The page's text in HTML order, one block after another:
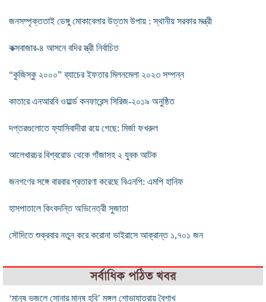
জনসম্পৃক্ততাই ডেঙ্গু মোকাবেলার উত্তম উপায় : স্থানীয় সরকার মন্ত্রী
কক্সবাজার-৪ আসনে বদির স্ত্রী নির্বাচিত
“কুজিস্কু ২০০০” ব্যাচের ইফতার মিলনমেলা ২০২৩ সম্পন্ন
কাতারে এনআরবি ওয়ার্ল্ড কনফারেন্স সিরিজ-২০১৯ অনুষ্ঠিত
দপ্তরগুলোতে ফ্যাসিবাদীরা রয়ে গেছে: মির্জা ফখরুল
আলেখারচর বিশ্বরোড থেকে গাঁজাসহ ২ যুবক আটক
জনগণের সঙ্গে বারবার প্রতারণা করেছে বিএনপি: এমপি হানিফ
হাসপাতালে কিংবদন্তি অভিনেত্রী সুজাতা
সৌদিতে শুক্রবার নতুন করে করোনা ভাইরাসে আক্রান্ত ১,৭০১ জন
সর্বাধিক পঠিত খবর
‘মানুষ ভজলে সোনার মানুষ হবি’ মঙ্গল শোভাযাত্রায় বৈশাখ